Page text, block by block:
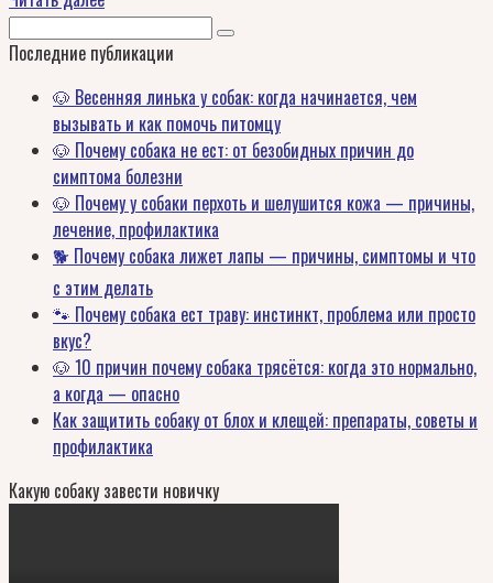
Поиск:
Последние публикации
🐶 Весенняя линька у собак: когда начинается, чем
вызывать и как помочь питомцу
🐶 Почему собака не ест: от безобидных причин до
симптома болезни
🐶 Почему у собаки перхоть и шелушится кожа — причины,
лечение, профилактика
🐕 Почему собака лижет лапы — причины, симптомы и что
с этим делать
🐾 Почему собака ест траву: инстинкт, проблема или просто
вкус?
🐶 10 причин почему собака трясётся: когда это нормально,
а когда — опасно
Как защитить собаку от блох и клещей: препараты, советы и
профилактика
Какую собаку завести новичку